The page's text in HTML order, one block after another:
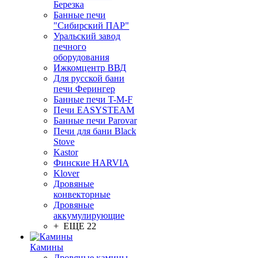
Березка
Банные печи
"Сибирский ПАР"
Уральский завод
печного
оборудования
Ижкомцентр ВВД
Для русской бани
печи Ферингер
Банные печи T-M-F
Печи EASYSTEAM
Банные печи Parovar
Печи для бани Black
Stove
Kastor
Финские HARVIA
Klover
Дровяные
конвекторные
Дровяные
аккумулирующие
+ ЕЩЕ 22
Камины